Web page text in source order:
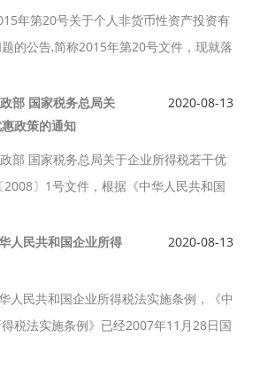
年第20号关于个人非货币性资产投资有
的公告,简称2015年第20号文件，现就落
部 国家税务总局关
政策的通知
2020-08-13
部 国家税务总局关于企业所得税若干优
〕1号文件，根据《中华人民共和国
题通知如下。
人民共和国企业所得
2020-08-13
人民共和国企业所得税法实施条例，《中
税法实施条例》已经2007年11月28日国